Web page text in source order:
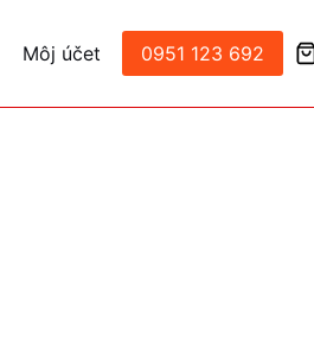
Môj účet 0951 123 692